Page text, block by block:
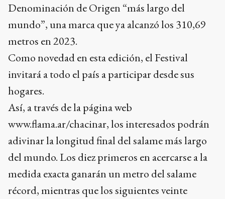
Denominación de Origen “más largo del
mundo”, una marca que ya alcanzó los 310,69
metros en 2023.
Como novedad en esta edición, el Festival
invitará a todo el país a participar desde sus
hogares.
Así, a través de la página web
www.flama.ar/chacinar, los interesados podrán
adivinar la longitud final del salame más largo
del mundo. Los diez primeros en acercarse a la
medida exacta ganarán un metro del salame
récord, mientras que los siguientes veinte